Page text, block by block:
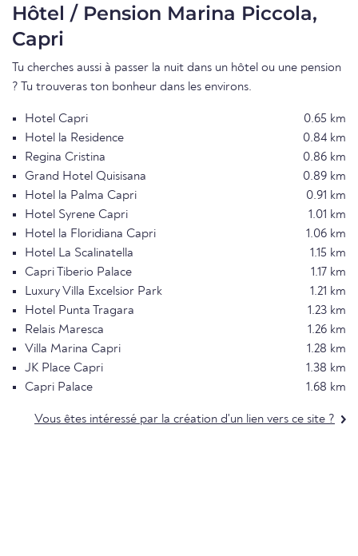
Hôtel / Pension Marina Piccola,
Capri
Tu cherches aussi à passer la nuit dans un hôtel ou une pension
? Tu trouveras ton bonheur dans les environs.
Hotel Capri
0.65 km
Hotel la Residence
0.84 km
Regina Cristina
0.86 km
Grand Hotel Quisisana
0.89 km
Hotel la Palma Capri
0.91 km
Hotel Syrene Capri
1.01 km
Hotel la Floridiana Capri
1.06 km
Hotel La Scalinatella
1.15 km
Capri Tiberio Palace
1.17 km
Luxury Villa Excelsior Park
1.21 km
Hotel Punta Tragara
1.23 km
Relais Maresca
1.26 km
Villa Marina Capri
1.28 km
JK Place Capri
1.38 km
Capri Palace
1.68 km
Vous êtes intéressé par la création d'un lien vers ce site ?